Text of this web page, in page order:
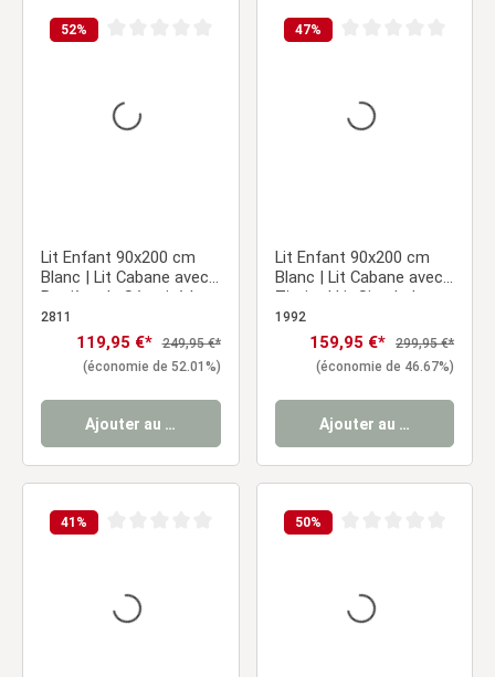
52%
Lit Enfant 90x200 cm
Blanc | Lit Cabane avec
Barrière de Sécurité |
Montessori | Lit Simple |
avec Sommier | Bois
2811
Prix de vente :
119,95 €* Prix régulier :
249,95 €*
(économie de 52.01%)
Ajouter au panier
47%
Lit Enfant 90x200 cm
Blanc | Lit Cabane avec
Tiroirs | Lit Simple | avec
Sommier | Bois
1992
Prix de vente :
159,95 €* Prix régulier :
299,95 €*
(économie de 46.67%)
Ajouter au panier
41 % 50%